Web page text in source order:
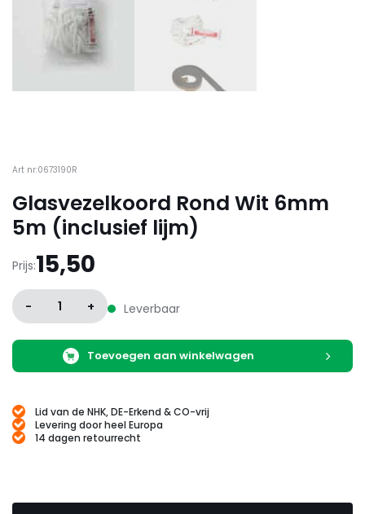
Art nr:0673190R
Glasvezelkoord Rond Wit 6mm
5m (inclusief lijm)
Prijs:15,50
- 1 + Leverbaar
Toevoegen aan winkelwagen
Lid van de NHK, DE-Erkend & CO-vrij
Levering door heel Europa
14 dagen retourrecht